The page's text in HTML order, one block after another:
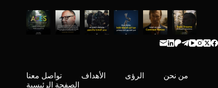
من نحن الرؤى الأهداف
تواصل معنا
الصفحة الرئيسية